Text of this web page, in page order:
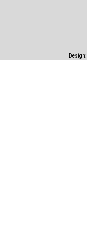
Design: